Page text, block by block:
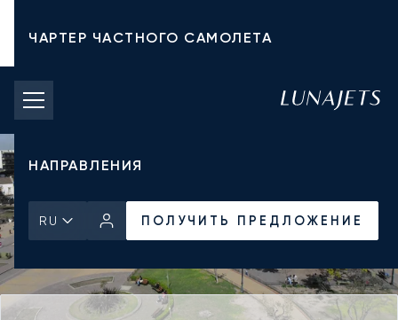
ЧАРТЕР ЧАСТНОГО САМОЛЕТА
СТОИМОСТЬ ЧАРТЕРА
ЧАСТНЫЕ САМОЛЕТЫ
НАПРАВЛЕНИЯ
RU ПОЛУЧИТЬ ПРЕДЛОЖЕНИЕ